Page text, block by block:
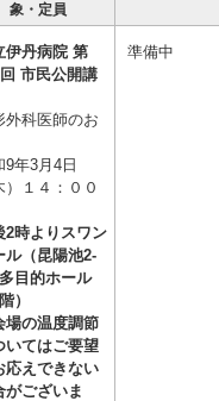
象・定員
伊丹病院 第
市民公開講
外科医師のお
9年3月4日
）１４：００
2時よりスワン
ル（昆陽池2-
目的ホール
）
の温度調節
いてはご要望
応えできない
がございま
準備中